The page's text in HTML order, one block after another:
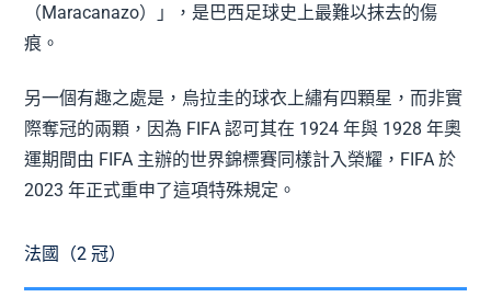
（Maracanazo）」，是巴西足球史上最難以抹去的傷
痕。
另一個有趣之處是，烏拉圭的球衣上繡有四顆星，而非實
際奪冠的兩顆，因為 FIFA 認可其在 1924 年與 1928 年奧
運期間由 FIFA 主辦的世界錦標賽同樣計入榮耀，FIFA 於
2023 年正式重申了這項特殊規定。
法國（2 冠）